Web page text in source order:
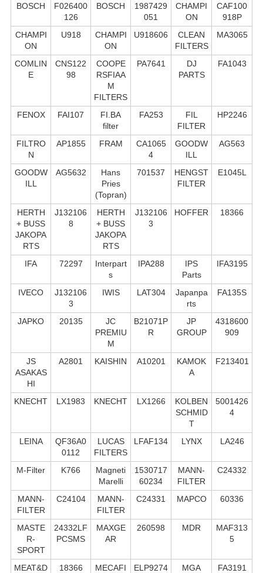
BOSCH
F026400
126
BOSCH
1987429
051
CHAMPI
ON
CAF100
918P
CHAMPI
ON
U918
CHAMPI
ON
U918606
CLEAN
FILTERS
MA3065
COMLIN
E
CNS122
98
COOPE
RSFIAA
M
FILTERS
PA7641
DJ
PARTS
FA1043
FENOX FAI107
FI.BA
filter
FA253
FIL
FILTER
HP2246
FILTRO
N
AP1855 FRAM
CA1065
4
GOODW
ILL
AG563
GOODW
ILL
AG5632
Hans
Pries
(Topran)
701537
HENGST
FILTER
E1045L
HERTH
+ BUSS
JAKOPA
RTS
J132106
8
HERTH
+ BUSS
JAKOPA
RTS
J132106
3
HOFFER 18366
IFA 72297
Interpart
s
IPA288
IPS
Parts
IFA3195
IVECO
J132106
3
IWIS LAT304
Japanpa
rts
FA135S
JAPKO 20135
JC
PREMIU
M
B21071P
R
JP
GROUP
4318600
909
JS
ASAKAS
HI
A2801 KAISHIN A10201
KAMOK
A
F213401
KNECHT LX1983 KNECHT LX1266
KOLBEN
SCHMID
T
5001426
4
LEINA
QF36A0
0112
LUCAS
FILTERS
LFAF134 LYNX LA246
M-Filter K766
Magneti
Marelli
1530717
60234
MANN-
FILTER
C24332
MANN-
FILTER
C24104
MANN-
FILTER
C24331 MAPCO 60336
MASTE
R-
SPORT
24332LF
PCSMS
MAXGE
AR
260598 MDR
MAF313
5
MEAT&D
18366
MECAFI
ELP9274 MGA FA3191